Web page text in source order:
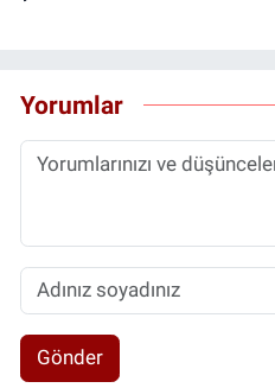
Yorumlar
Gönder